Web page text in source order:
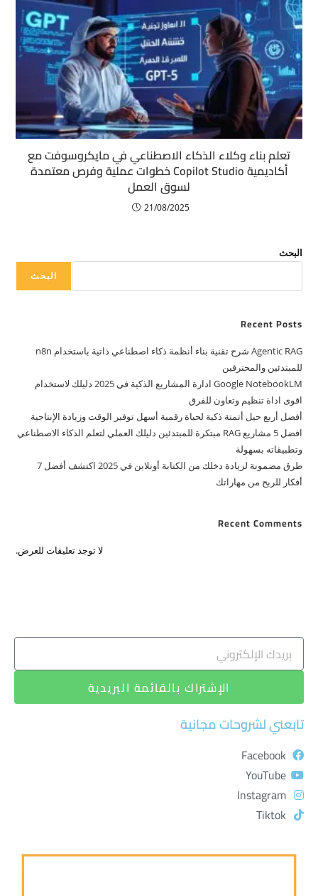
تعلم بناء وكلاء الذكاء الاصطناعي في مايكروسوفت مع
أكاديمية Copilot Studio خطوات عملية وفرص معتمدة
لسوق العمل
21/08/2025
البحث
البحث
Recent Posts
Agentic RAG شرح تقنية بناء أنظمة ذكاء اصطناعي ذاتية باستخدام n8n
للمبتدئين والمحترفين
Google NotebookLM ادارة المشاريع الذكية في 2025 دليلك لاستخدام
اقوى اداة تنظيم وتعاون للفرق
أفضل أربع حيل أتمتة ذكية لحياة رقمية أسهل توفير الوقت وزيادة الإنتاجية
افضل 5 مشاريع RAG مبتكرة للمبتدئين دليلك العملي لتعلم الذكاء الاصطناعي
وتطبيقاته بسهولة
طرق مضمونة لزيادة دخلك من الكتابة أونلاين في 2025 اكتشف أفضل 7
أفكار للربح من مهاراتك
Recent Comments
لا توجد تعليقات للعرض.
الإشتراك بالقائمة البريدية
تابعني لشروحات مجانية
Facebook
YouTube
Instagram
Tiktok